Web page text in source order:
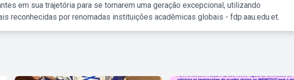
em sua trajetória para se tornarem uma geração excepcional, utilizando
reconhecidas por renomadas instituições acadêmicas globais - fdp.aau.edu.et.